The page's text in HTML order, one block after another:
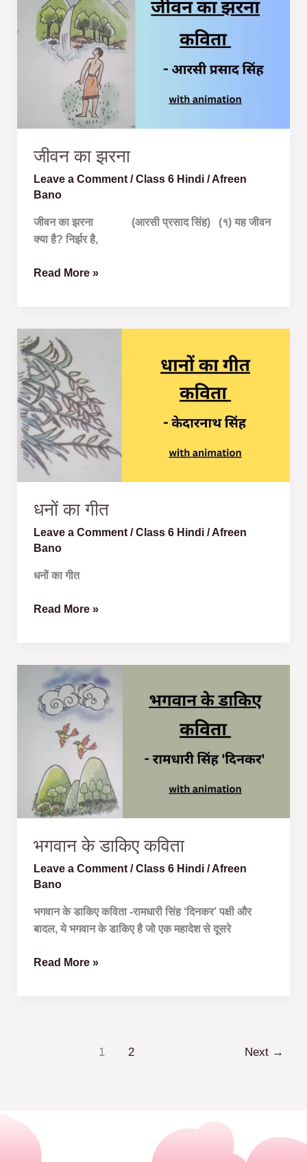
जीवन का झरना
Leave a Comment /Class 6 Hindi/Afreen
Bano
जीवन का झरना (आरसी प्रसाद सिंह) (१) यह जीवन
क्या है? निर्झर है,
झरना
Read More »
धनों का गीत
Leave a Comment /Class 6 Hindi/Afreen
Bano
धनों का गीत
धनों
का
गीत
Read More »
भगवान के डाकिए कविता
Leave a Comment /Class 6 Hindi/Afreen
Bano
भगवान के डाकिए कविता -रामधारी सिंह ‘दिनकर’ पक्षी और
बादल, ये भगवान के डाकिए है जो एक महादेश से दूसरे
डाकिए
कविता
Read More »
1 2 Next →